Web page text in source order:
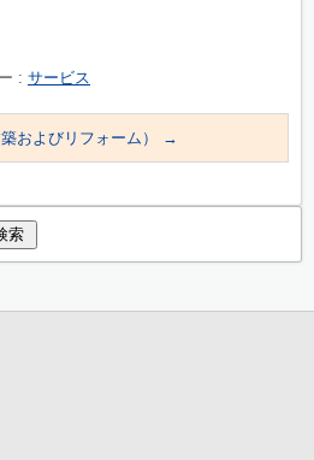
: サービス
およびリフォーム） →